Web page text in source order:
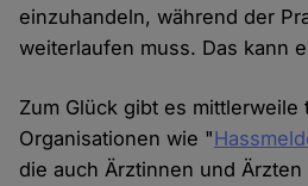
einzuhandeln, während der
weiterlaufen muss. Das kann
Zum Glück gibt es mittlerweile
Organisationen wie "
die auch Ärztinnen und